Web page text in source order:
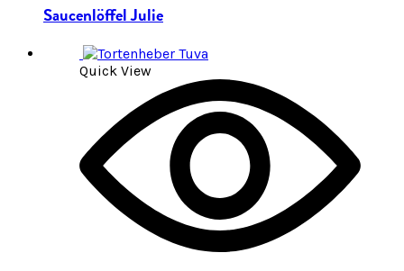
Saucenlöffel Julie
Quick View